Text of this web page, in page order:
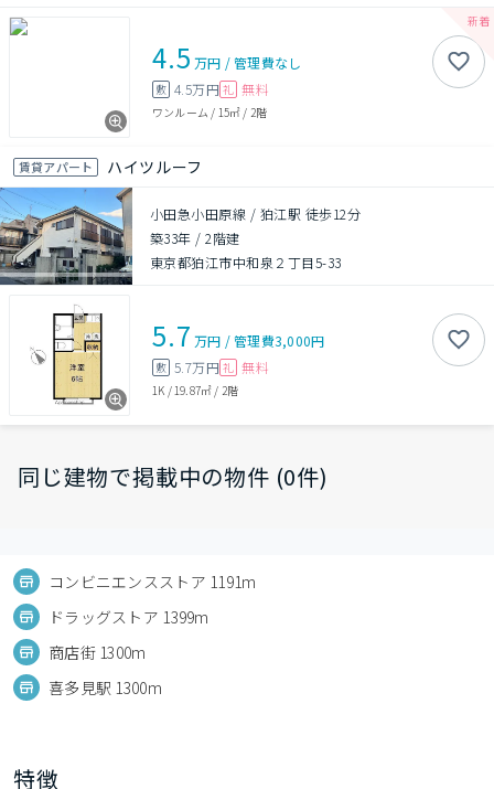
4.5 万円 /管理費なし
敷 4.5万円 礼 無料
ワンルーム / 15㎡ / 2階
賃貸アパート ハイツルーフ
小田急小田原線 / 狛江駅 徒歩12分
築33年 /2階建
東京都狛江市中和泉２丁目5-33
5.7 万円 /管理費3,000円
敷 5.7万円 礼 無料
1K / 19.87㎡ / 2階
同じ建物で掲載中の物件 (0件)
コンビニエンスストア 1191m
ドラッグストア 1399m
商店街 1300m
喜多見駅 1300m
特徴